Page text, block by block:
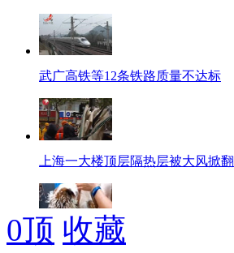
武广高铁等12条铁路质量不达标
上海一大楼顶层隔热层被大风掀翻
轻松一刻：再也不跟豪猪打架了
0顶 收藏